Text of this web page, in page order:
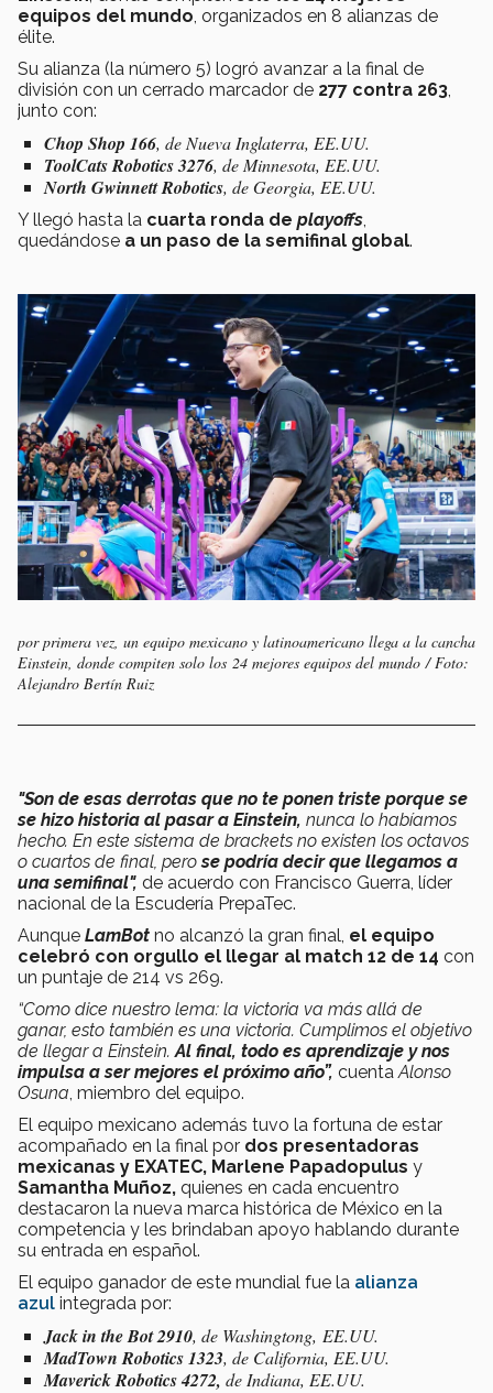
equipos del mundo, organizados en 8 alianzas de
élite.
Su alianza (la número 5) logró avanzar a la final de
división con un cerrado marcador de 277 contra 263,
junto con:
Chop Shop 166, de Nueva Inglaterra, EE.UU.
ToolCats Robotics 3276, de Minnesota, EE.UU.
North Gwinnett Robotics, de Georgia, EE.UU.
Y llegó hasta la cuarta ronda de playoffs,
quedándose a un paso de la semifinal global.
por primera vez, un equipo mexicano y latinoamericano llega a la cancha
Einstein, donde compiten solo los 24 mejores equipos del mundo / Foto:
Alejandro Bertín Ruiz
"Son de esas derrotas que no te ponen triste porque se
se hizo historia al pasar a Einstein, nunca lo habíamos
hecho. En este sistema de brackets no existen los octavos
o cuartos de final, perose podría decir que llegamos a
una semifinal", de acuerdo con Francisco Guerra, líder
nacional de la Escudería PrepaTec.
Aunque LamBot no alcanzó la gran final, el equipo
celebró con orgullo el llegar al match 12 de 14 con
un puntaje de 214 vs 269.
“Como dice nuestro lema: la victoria va más allá de
ganar, esto también es una victoria. Cumplimos el objetivo
de llegar a Einstein. Al final, todo es aprendizaje y nos
impulsa a ser mejores el próximo año”, cuenta Alonso
Osuna , miembro del equipo.
El equipo mexicano además tuvo la fortuna de estar
acompañado en la final por dos presentadoras
mexicanas y EXATEC, Marlene Papadopulus y
Samantha Muñoz, quienes en cada encuentro
destacaron la nueva marca histórica de México en la
competencia y les brindaban apoyo hablando durante
su entrada en español.
El equipo ganador de este mundial fue la alianza
azul integrada por:
Jack in the Bot2910, de Washingtong, EE.UU.
MadTown Robotics 1323, de California, EE.UU.
Maverick Robotics 4272, de Indiana, EE.UU.